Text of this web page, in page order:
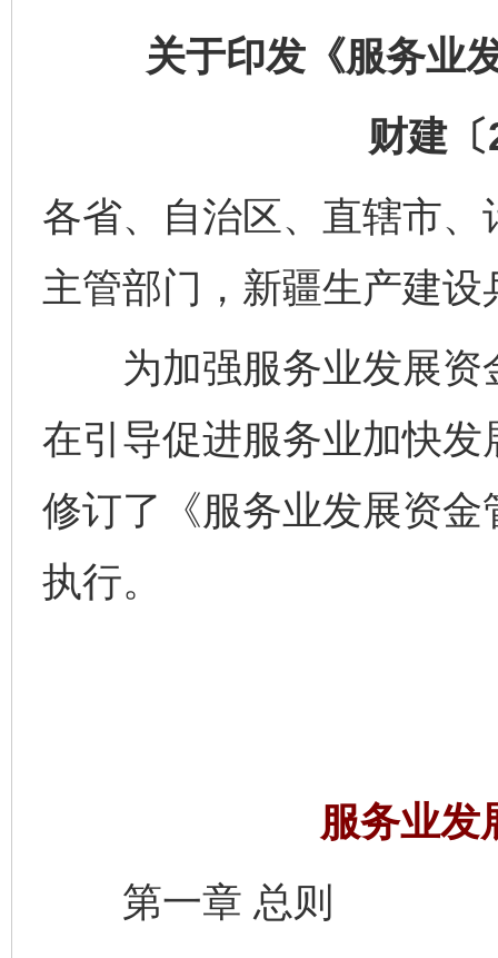
关于印发《服务业
财建
各省、自治区、直辖市
主管部门，新疆生产建
为加强服务业发展资
在引导促进服务业加快
修订了《服务业发展资
执行。
服务业
第一章 总则